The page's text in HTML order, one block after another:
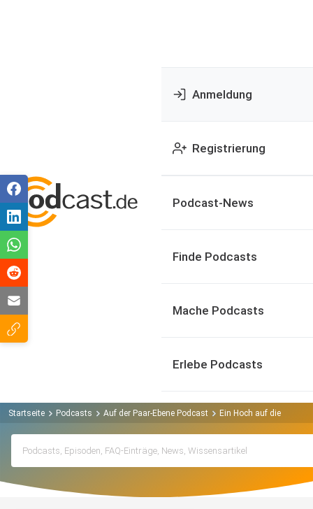
Anmeldung
Registrierung
Podcast-News
Finde Podcasts
Mache Podcasts
Erlebe Podcasts
Startseite Podcasts Auf der Paar-Ebene Podcast Ein Hoch auf die